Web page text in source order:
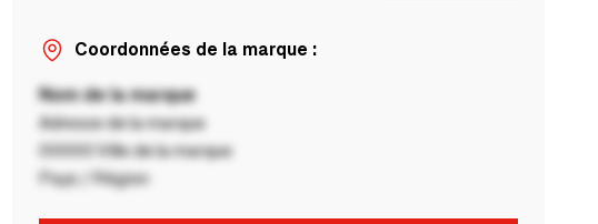
Coordonnées de la marque :
Nom de la marque
Adresse de la marque
00000 Ville de la marque
Pays / Région